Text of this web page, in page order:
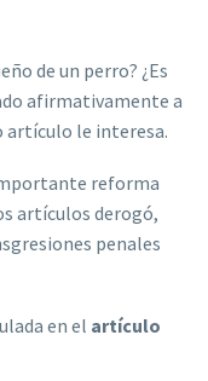
de un perro? ¿Es
afirmativamente a
artículo le interesa.
reforma
artículos derogó,
penales
en el artículo